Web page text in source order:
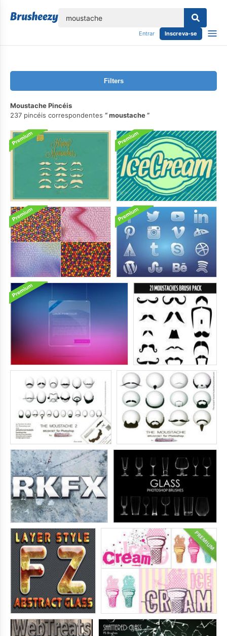
Entrar Inscreva-se
Filters
Moustache Pincéis
237 pincéis correspondentes
moustache